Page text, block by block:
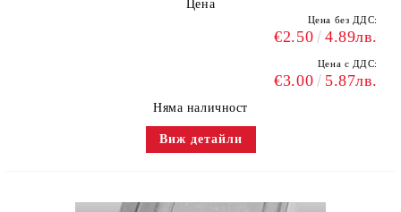
Цена
Цена без ДДС:
€2.50 4.89лв.
Цена с ДДС:
€3.00 5.87лв.
Няма наличност
Виж детайли